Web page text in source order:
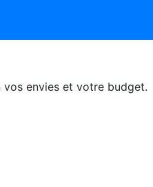
vos envies et votre budget.